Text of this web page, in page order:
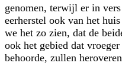
genomen, terwijl er in
eerherstel ook van het
we het zo zien, dat de
ook het gebied dat
behoorde, zullen